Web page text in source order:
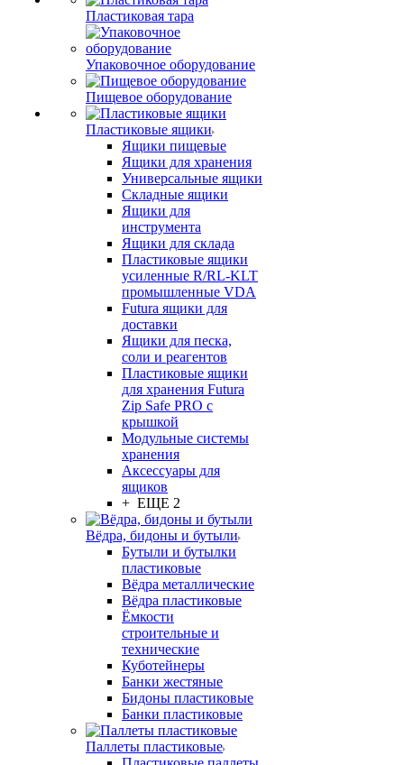
Пластиковая тара
Упаковочное оборудование
Пищевое оборудование
Пластиковые ящики
Ящики пищевые
Ящики для хранения
Универсальные ящики
Складные ящики
Ящики для
инструмента
Ящики для склада
Пластиковые ящики
усиленные R/RL-KLT
промышленные VDA
Futura ящики для
доставки
Ящики для песка,
соли и реагентов
Пластиковые ящики
для хранения Futura
Zip Safe PRO с
крышкой
Модульные системы
хранения
Аксессуары для
ящиков
+ ЕЩЕ 2
Вёдра, бидоны и бутыли
Бутыли и бутылки
пластиковые
Вёдра металлические
Вёдра пластиковые
Ёмкости
строительные и
технические
Куботейнеры
Банки жестяные
Бидоны пластиковые
Банки пластиковые
Паллеты пластиковые